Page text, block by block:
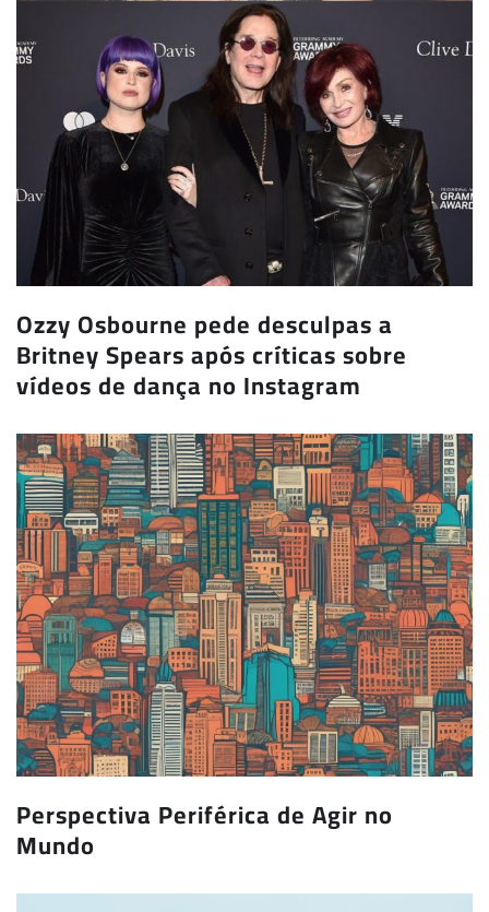
Ozzy Osbourne pede desculpas a
Britney Spears após críticas sobre
vídeos de dança no Instagram
Perspectiva Periférica de Agir no
Mundo